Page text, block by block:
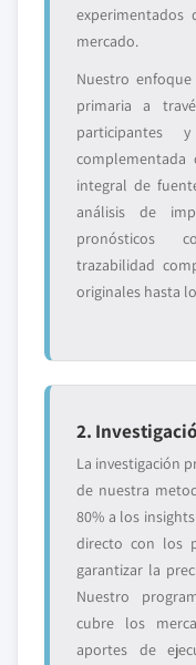
experimentados
mercado.
Nuestro
primaria a
complementada
integral de
análisis de
pronósticos
trazabilidad
originales hasta
2.
La investigación
de nuestra
80% a los
directo con los
garantizar la
Nuestro
cubre los
aportes de